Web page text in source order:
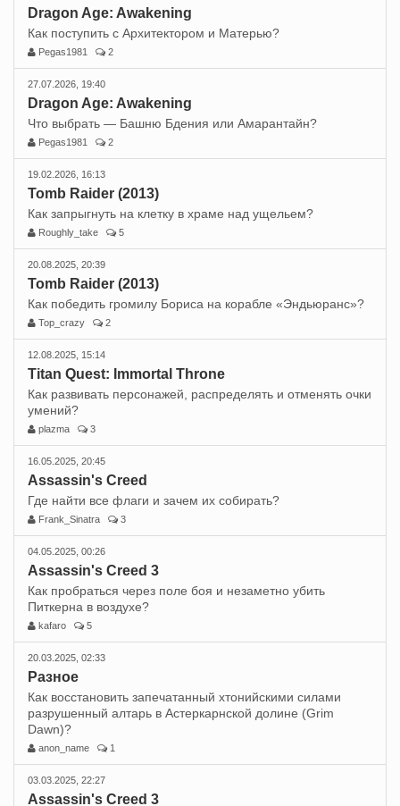
Dragon Age: Awakening
Как поступить с Архитектором и Матерью?
Pegas1981 2
27.07.2026, 19:40
Dragon Age: Awakening
Что выбрать — Башню Бдения или Амарантайн?
Pegas1981 2
19.02.2026, 16:13
Tomb Raider (2013)
Как запрыгнуть на клетку в храме над ущельем?
Roughly_take 5
20.08.2025, 20:39
Tomb Raider (2013)
Как победить громилу Бориса на корабле «Эндьюранс»?
Top_crazy 2
12.08.2025, 15:14
Titan Quest: Immortal Throne
Как развивать персонажей, распределять и отменять очки
умений?
plazma 3
16.05.2025, 20:45
Assassin's Creed
Где найти все флаги и зачем их собирать?
Frank_Sinatra 3
04.05.2025, 00:26
Assassin's Creed 3
Как пробраться через поле боя и незаметно убить
Питкерна в воздухе?
kafaro 5
20.03.2025, 02:33
Разное
Как восстановить запечатанный хтонийскими силами
разрушенный алтарь в Астеркарнской долине (Grim
Dawn)?
anon_name 1
03.03.2025, 22:27
Assassin's Creed 3